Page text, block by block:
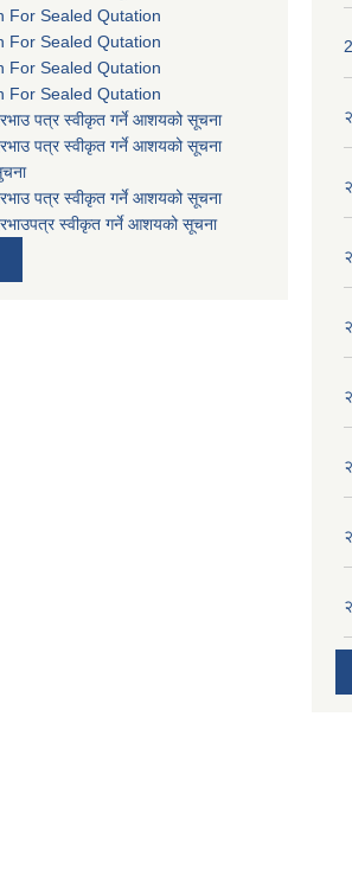
For Sealed Qutation
For Sealed Qutation
For Sealed Qutation
For Sealed Qutation
पत्र स्वीकृत गर्ने आशयको सूचना
पत्र स्वीकृत गर्ने आशयको सूचना
पत्र स्वीकृत गर्ने आशयको सूचना
स्वीकृत गर्ने आशयको सूचना